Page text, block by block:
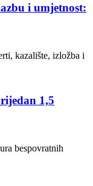
i umjetnost:
kazalište, izložba i
1,5
bespovratnih